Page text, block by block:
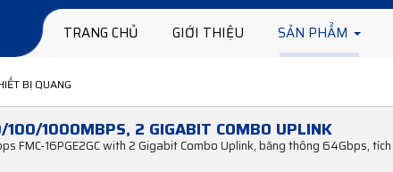
TRANG CHỦ GIỚI THIỆU SẢN PHẨM
BỊ QUANG
100/1000MBPS, 2 GIGABIT COMBO UPLINK
FMC-16PGE2GC with 2 Gigabit Combo Uplink, băng thông 64Gbps,